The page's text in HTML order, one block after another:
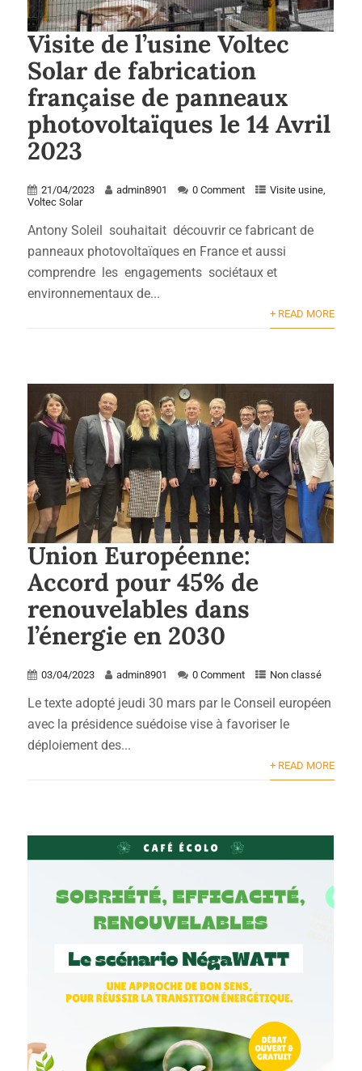
Visite de l’usine Voltec
Solar de fabrication
française de panneaux
photovoltaïques le 14 Avril
2023
21/04/2023 admin8901 0 Comment Visite usine,
Voltec Solar
Antony Soleil souhaitait découvrir ce fabricant de
panneaux photovoltaïques en France et aussi
comprendre les engagements sociétaux et
environnementaux de...
+ READ MORE
Union Européenne:
Accord pour 45% de
renouvelables dans
l’énergie en 2030
03/04/2023 admin8901 0 Comment Non classé
Le texte adopté jeudi 30 mars par le Conseil européen
avec la présidence suédoise vise à favoriser le
déploiement des...
+ READ MORE